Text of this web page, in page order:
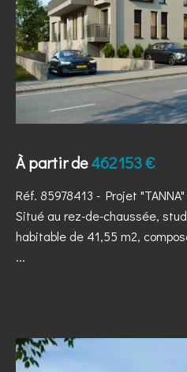
À partir de462 153 €
Réf. 85978413 - Projet
Situé au rez-de-chaussée,
habitable de 41,55 m2,
...